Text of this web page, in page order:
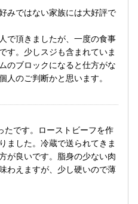
みではない家族には大好評で
で頂きましたが、一度の食事
す。少しスジも含まれていま
のブロックになると仕方がな
人のご判断かと思います。
たです。ローストビーフを作
ました。冷蔵で送られてきま
が良いです。脂身の少ない肉
わえますが、少し硬いので薄